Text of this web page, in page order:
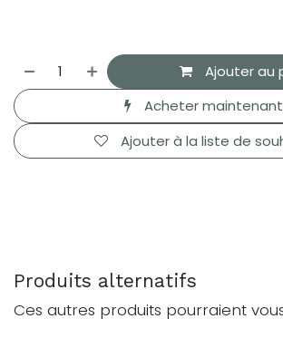
Ajouter au
Acheter maintenant
Ajouter à la liste de
Produits alternatifs
Ces autres produits pourraient